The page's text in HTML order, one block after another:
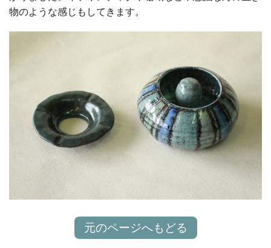
物のような感じもしてきます。
元のページへもどる